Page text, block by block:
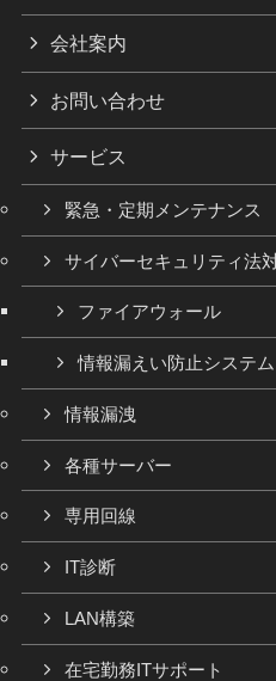
会社案内
お問い合わせ
サービス
緊急・定期メンテナンス
サイバーセキュリティ法
ファイアウォール
情報漏えい防止システ
情報漏洩
各種サーバー
専用回線
IT診断
LAN構築
在宅勤務ITサポート